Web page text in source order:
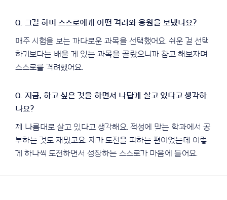
매주 시험을 보는 까다로운 과목을 선택했어요. 쉬운 걸 선택
하기보다는 배울 게 있는 과목을 골랐으니까 참고 해보자며
스스로를 격려했어요.
제 나름대로 살고 있다고 생각해요. 적성에 맞는 학과에서 공
부하는 것도 재밌고요. 제가 도전을 피하는 편이었는데 이렇
게 하나씩 도전하면서 성장하는 스스로가 마음에 들어요.